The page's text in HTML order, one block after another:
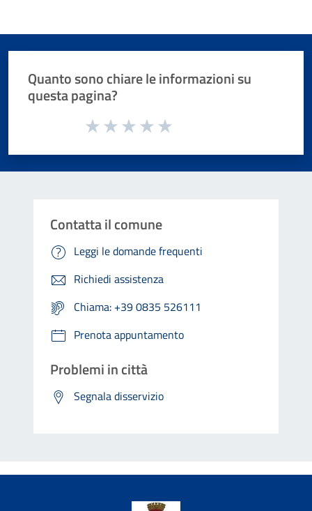
Quanto sono chiare le informazioni su
questa pagina?
Valuta da 1 a 5 stelle la pagina
Contatta il comune
Leggi le domande frequenti
Richiedi assistenza
Chiama: +39 0835 526111
Prenota appuntamento
Problemi in città
Segnala disservizio